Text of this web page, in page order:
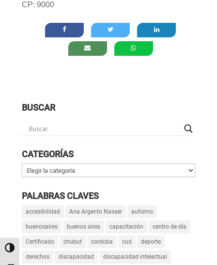
Alternar alto contraste
CP: 9000
BUSCAR
CATEGORÍAS
Categorías
PALABRAS CLAVES
accesibilidad Ana Argento Nasser autismo
buenosaires buenos aires capacitación centro de día
Certificado chubut cordoba cud deporte
derechos discapacidad discapacidad intelectual